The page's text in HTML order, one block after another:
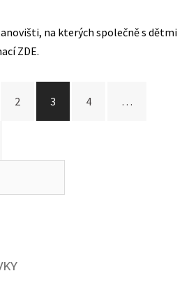
na kterých společně s dětmi
ZDE.
2 3 4 …